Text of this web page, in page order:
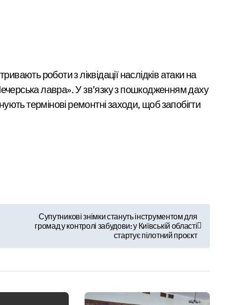
роботи з ліквідації наслідків атаки на
лавра». У зв’язку з пошкодженням даху
термінові ремонтні заходи, щоб запобігти
Супутникові знімки стануть інструментом для
громад у контролі забудови: у Київській області
стартує пілотний проєкт